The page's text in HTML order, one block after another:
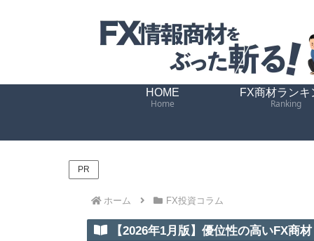
HOME
Home
FX商材ランキ
Ranking
PR
ホーム FX投資コラム
【2026年1月版】優位性の高いFX商